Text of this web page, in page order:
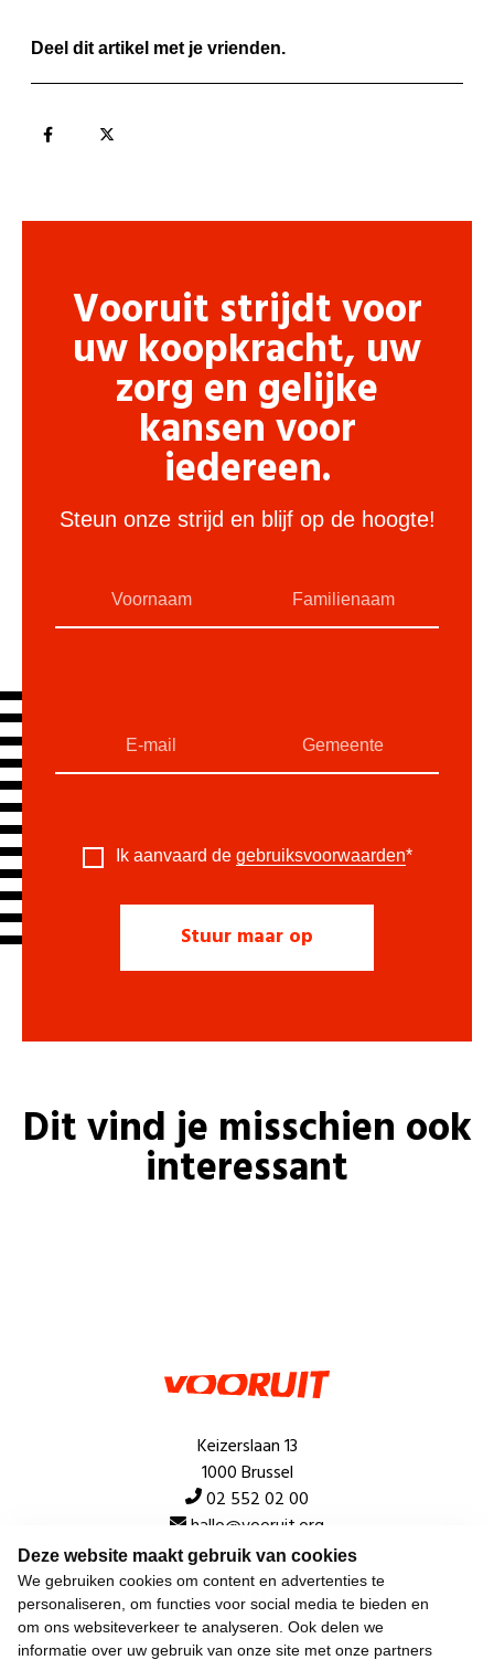
Deze website maakt gebruik van cookies
We gebruiken cookies om content en advertenties te
personaliseren, om functies voor social media te bieden en
om ons websiteverkeer te analyseren. Ook delen we
informatie over uw gebruik van onze site met onze partners
Deel dit artikel met je vrienden.
Vooruit strijdt voor
uw koopkracht, uw
zorg en gelijke
kansen voor
iedereen.
Steun onze strijd en blijf op de hoogte!
Ik aanvaard de gebruiksvoorwaarden*
Dit vind je misschien ook
interessant
Keizerslaan 13
1000 Brussel
02 552 02 00
hallo@vooruit.org
Snel
Over de beweging